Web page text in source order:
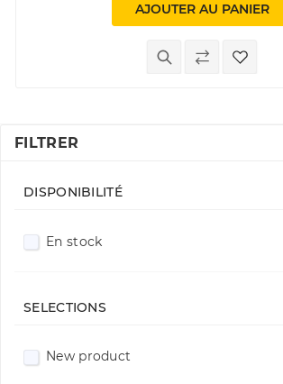
AJOUTER AU PANIER
FILTRER
DISPONIBILITÉ
En stock
SELECTIONS
New product